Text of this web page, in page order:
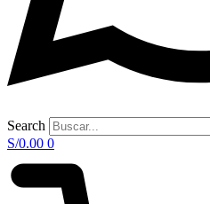
Search
S/0.00 0